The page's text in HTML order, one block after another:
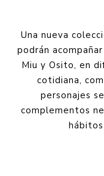
Una nueva
podrán
Miu y Osito, en
cotidiana,
personajes
complementos